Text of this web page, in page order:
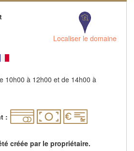
Localiser le domaine
10h00 à 12h00 et de 14h00 à
:
créée par le propriétaire.